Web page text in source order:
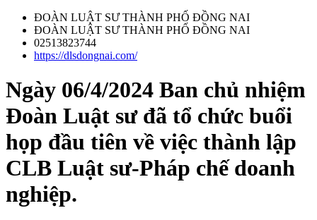
ĐOÀN LUẬT SƯ THÀNH PHỐ ĐỒNG NAI
ĐOÀN LUẬT SƯ THÀNH PHỐ ĐỒNG NAI
02513823744
https://dlsdongnai.com/
Ngày 06/4/2024 Ban chủ nhiệm
Đoàn Luật sư đã tổ chức buổi
họp đầu tiên về việc thành lập
CLB Luật sư-Pháp chế doanh
nghiệp.